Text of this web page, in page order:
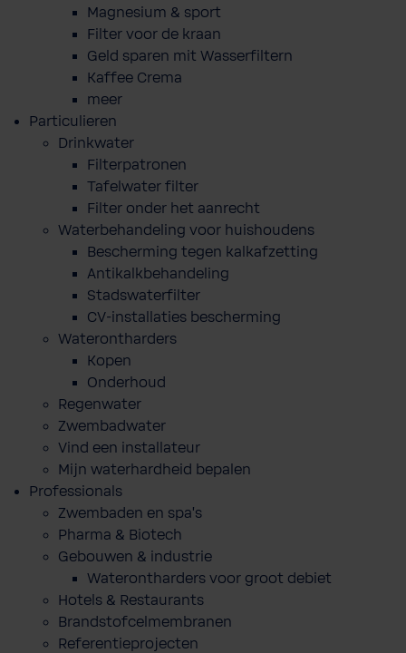
Magnesium & sport
Filter voor de kraan
Geld sparen mit Wasserfiltern
Kaffee Crema
meer
Particulieren
Drinkwater
Filterpatronen
Tafelwater filter
Filter onder het aanrecht
Waterbehandeling voor huishoudens
Bescherming tegen kalkafzetting
Antikalkbehandeling
Stadswaterfilter
CV-installaties bescherming
Waterontharders
Kopen
Onderhoud
Regenwater
Zwembadwater
Vind een installateur
Mijn waterhardheid bepalen
Professionals
Zwembaden en spa's
Pharma & Biotech
Gebouwen & industrie
Waterontharders voor groot debiet
Hotels & Restaurants
Brandstofcelmembranen
Referentieprojecten